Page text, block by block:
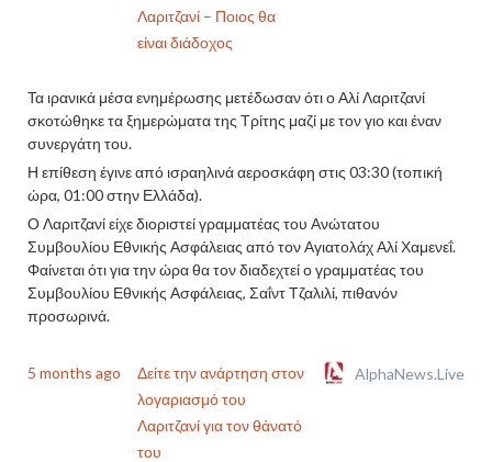
Λαριτζανί – Ποιος θα
είναι διάδοχος
Τα ιρανικά μέσα ενημέρωσης μετέδωσαν ότι ο Αλί Λαριτζανί
σκοτώθηκε τα ξημερώματα της Τρίτης μαζί με τον γιο και έναν
συνεργάτη του.
Η επίθεση έγινε από ισραηλινά αεροσκάφη στις 03:30 (τοπική
ώρα, 01:00 στην Ελλάδα).
Ο Λαριτζανί είχε διοριστεί γραμματέας του Ανώτατου
Συμβουλίου Εθνικής Ασφάλειας από τον Αγιατολάχ Αλί Χαμενεΐ.
Φαίνεται ότι για την ώρα θα τον διαδεχτεί ο γραμματέας του
Συμβουλίου Εθνικής Ασφάλειας, Σαΐντ Τζαλιλί, πιθανόν
προσωρινά.
5 months ago
Δείτε την ανάρτηση στον
λογαριασμό του
Λαριτζανί για τον θάνατό
του
AlphaNews.Live